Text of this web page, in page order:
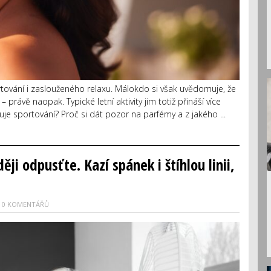
i zaslouženého relaxu. Málokdo si však uvědomuje, že
naopak. Typické letní aktivity jim totiž přináší více
sportování? Proč si dát pozor na parfémy a z jakého ...
odpusťte. Kazí spánek i štíhlou linii,
0 KOMENTÁŘŮ